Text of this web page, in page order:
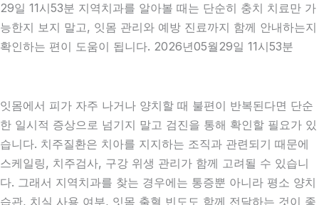
29일 11시53분 지역치과를 알아볼 때는 단순히 충치 치료만 가
능한지 보지 말고, 잇몸 관리와 예방 진료까지 함께 안내하는지
확인하는 편이 도움이 됩니다. 2026년05월29일 11시53분
잇몸에서 피가 자주 나거나 양치할 때 불편이 반복된다면 단순
한 일시적 증상으로 넘기지 말고 검진을 통해 확인할 필요가 있
습니다. 치주질환은 치아를 지지하는 조직과 관련되기 때문에
스케일링, 치주검사, 구강 위생 관리가 함께 고려될 수 있습니
다. 그래서 지역치과를 찾는 경우에는 통증뿐 아니라 평소 양치
습관, 치실 사용 여부, 잇몸 출혈 빈도도 함께 전달하는 것이 좋